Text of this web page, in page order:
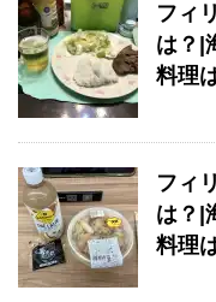
フィ
は？|
料理
フィ
は？|
料理